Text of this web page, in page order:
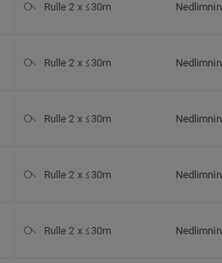
Rulle 2 x ≤30m
Rulle 2 x ≤30m
Rulle 2 x ≤30m
Rulle 2 x ≤30m
Rulle 2 x ≤30m